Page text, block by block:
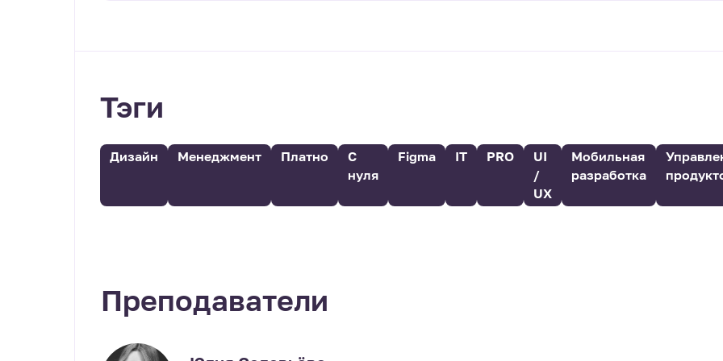
Тэги
Дизайн Менеджмент Платно
С
нуля
Figma IT PRO
UI
/
UX
Мобильная
разработка
Преподаватели